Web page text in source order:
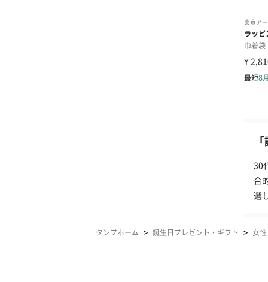
30
合
選
タンプホーム > 誕生日プレゼント・ギフト > 女性